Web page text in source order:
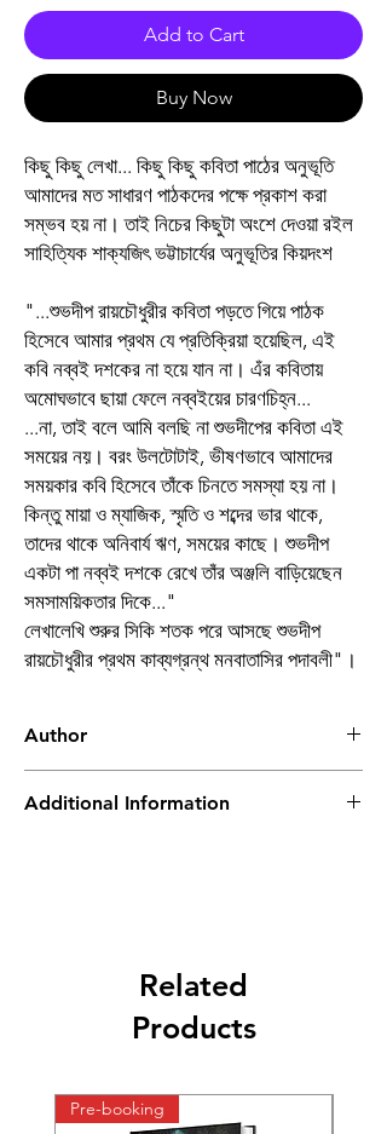
Add to Cart
Buy Now
কিছু কিছু লেখা... কিছু কিছু কবিতা পাঠের অনুভূতি
আমাদের মত সাধারণ পাঠকদের পক্ষে প্রকাশ করা
সম্ভব হয় না। তাই নিচের কিছুটা অংশে দেওয়া রইল
সাহিত্যিক শাক্যজিৎ ভট্টাচার্যের অনুভূতির কিয়দংশ
"...শুভদীপ রায়চৌধুরীর কবিতা পড়তে গিয়ে পাঠক
হিসেবে আমার প্রথম যে প্রতিক্রিয়া হয়েছিল, এই
কবি নব্বই দশকের না হয়ে যান না। এঁর কবিতায়
অমোঘভাবে ছায়া ফেলে নব্বইয়ের চারণচিহ্ন...
...না, তাই বলে আমি বলছি না শুভদীপের কবিতা এই
সময়ের নয়। বরং উলটোটাই, ভীষণভাবে আমাদের
সময়কার কবি হিসেবে তাঁকে চিনতে সমস্যা হয় না।
কিন্তু মায়া ও ম্যাজিক, স্মৃতি ও শব্দের ভার থাকে,
তাদের থাকে অনিবার্য ঋণ, সময়ের কাছে। শুভদীপ
একটা পা নব্বই দশকে রেখে তাঁর অঞ্জলি বাড়িয়েছেন
সমসাময়িকতার দিকে..."
লেখালেখি শুরুর সিকি শতক পরে আসছে শুভদীপ
রায়চৌধুরীর প্রথম কাব্যগ্রন্থ মনবাতাসির পদাবলী"।
Author
Additional Information
Publisher Smell of Books
Related
Products
Pre-booking